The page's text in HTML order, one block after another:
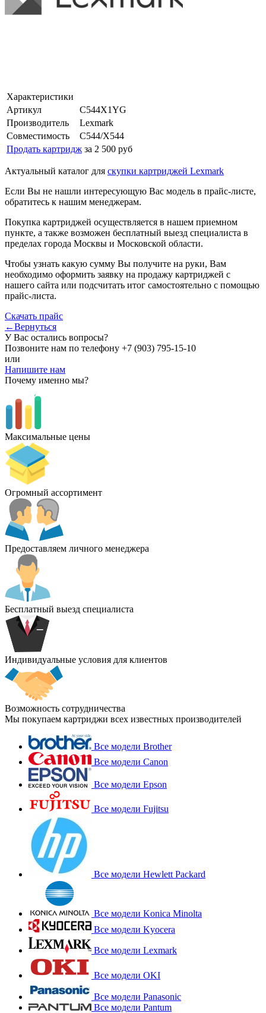
Характеристики
Артикул
C544X1YG
Производитель
Lexmark
Совместимость
C544/X544
Продать картридж за 2 500 руб
Актуальный каталог для скупки картриджей Lexmark
Если Вы не нашли интересующую Вас модель в прайс-листе,
обратитесь к нашим менеджерам.
Покупка картриджей осуществляется в нашем приемном
пункте, а также возможен бесплатный выезд специалиста в
пределах города Москвы и Московской области.
Чтобы узнать какую сумму Вы получите на руки, Вам
необходимо оформить заявку на продажу картриджей с
нашего сайта или подсчитать итог самостоятельно с помощью
прайс-листа.
Скачать прайс
←Вернуться
У Вас остались вопросы?
Позвоните нам по телефону +7 (903) 795-15-10
или
Напишите нам
Почему именно мы?
Максимальные цены
Огромный ассортимент
Предоставляем личного менеджера
Бесплатный выезд специалиста
Индивидуальные условия для клиентов
Возможность сотрудничества
Мы покупаем картриджи всех известных производителей
Все модели Brother
Все модели Canon
Все модели Epson
Все модели Fujitsu
Все модели Hewlett Packard
Все модели Konica Minolta
Все модели Kyocera
Все модели Lexmark
Все модели OKI
Все модели Panasonic
Все модели Pantum